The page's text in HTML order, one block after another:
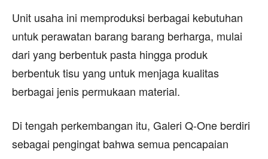
Unit usaha ini memproduksi berbagai kebutuhan
untuk perawatan barang barang berharga, mulai
dari yang berbentuk pasta hingga produk
berbentuk tisu yang untuk menjaga kualitas
berbagai jenis permukaan material.
Di tengah perkembangan itu, Galeri Q-One berdiri
sebagai pengingat bahwa semua pencapaian